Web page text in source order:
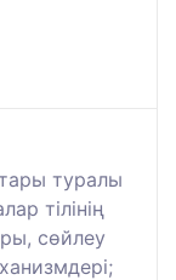
туралы
тілінің
сөйлеу